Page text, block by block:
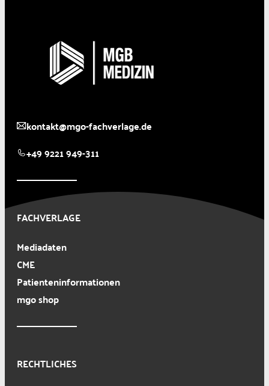
kontakt@mgo-fachverlage.de
+49 9221 949-311
FACHVERLAGE
Mediadaten
CME
Patienteninformationen
mgo shop
RECHTLICHES